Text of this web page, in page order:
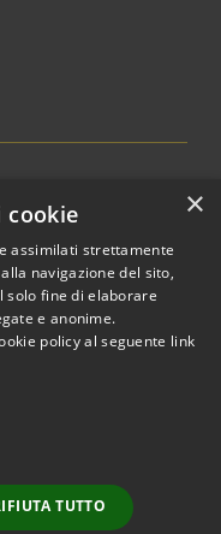
•
Accesso
×
cookie
assimilati strettamente
navigazione del sito,
solo fine di elaborare
e anonime.
policy al seguente link
TUTTO